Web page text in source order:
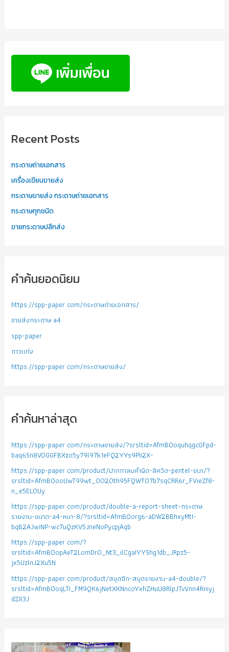
Recent Posts
กระดาษถ่ายเอกสาร
เครื่องเขียนขายส่ง
กระดาษขายส่ง กระดาษถ่ายเอกสาร
กระดาษทุกชนิด
ขายกระดาษปลีกส่ง
คำค้นยอดนิยม
https://spp-paper com/กระดาษถ่ายเอกสาร/
ขายส่งกระดาษ a4
spp-paper
กาวแท่ง
https://spp-paper com/กระดาษขายส่ง/
คำค้นหาล่าสุด
https://spp-paper com/กระดาษขายส่ง/?srsltid=AfmBOoquhqgcGFpd-
baq6Sn8VOGGFBXzo5y79l97k1eFQ2YYs9PIi2X-
https://spp-paper com/product/ปากกาลบคำผิด-ลิควิด-pentel-ขนา/?
srsltid=AfmBOooUwT99wt_0020th95FQWTO7b7sqCRR6r_FVieZf8-
n_e5EL0Uy
https://spp-paper com/product/double-a-report-sheet-กระดาษ
รายงาน-ขนาด-a4-หนา-8/?srsltid=AfmBOorg6-aDW2BBhxyMtI-
bqB2AJwiNP-wc7uQzKV5JneNoPycpjAqb
https://spp-paper com/?
srsltid=AfmBOopAeT2LomDr0_Nt3_ilCgaIYYShg1db_JRpz5-
jx5UzlnJ2Xu5N
https://spp-paper com/product/สมุดฉีก-สมุดรายงาน-a4-double/?
srsltid=AfmBOoqLTI_FM9QK6jNetXKNncoYxhZHuU8RlpJTvVnn4Rniyj
dZIl3J